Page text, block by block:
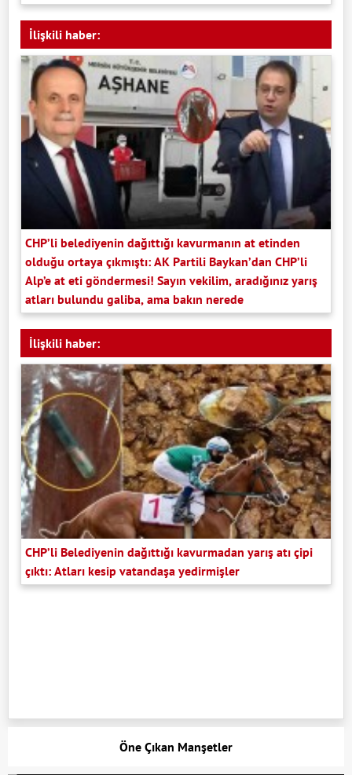
İlişkili haber:
CHP’li belediyenin dağıttığı kavurmanın at etinden
olduğu ortaya çıkmıştı: AK Partili Baykan’dan CHP’li
Alp’e at eti göndermesi! Sayın vekilim, aradığınız yarış
atları bulundu galiba, ama bakın nerede
İlişkili haber:
CHP’li Belediyenin dağıttığı kavurmadan yarış atı çipi
çıktı: Atları kesip vatandaşa yedirmişler
Öne Çıkan Manşetler